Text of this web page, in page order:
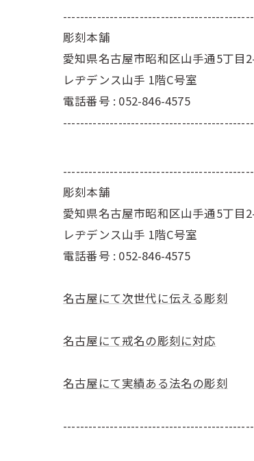
彫刻本舗
愛知県名古屋市昭和区山手通5丁目
レヂデンス山手 1階C号室
電話番号 : 052-846-4575
彫刻本舗
愛知県名古屋市昭和区山手通5丁目
レヂデンス山手 1階C号室
電話番号 : 052-846-4575
名古屋にて次世代に伝える彫刻
名古屋にて戒名の彫刻に対応
名古屋にて実績ある法名の彫刻